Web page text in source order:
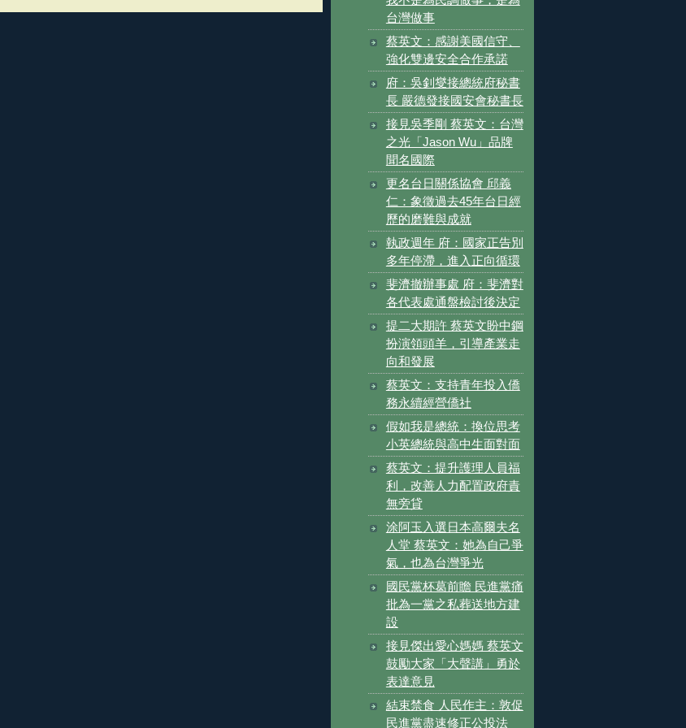
台灣做事
蔡英文：感謝美國信守、
強化雙邊安全合作承諾
府：吳釗燮接總統府秘書
長 嚴德發接國安會秘書長
接見吳季剛 蔡英文：台灣
之光「Jason Wu」品牌
聞名國際
更名台日關係協會 邱義
仁：象徵過去45年台日經
歷的磨難與成就
執政週年 府：國家正告別
多年停滯，進入正向循環
斐濟撤辦事處 府：斐濟對
各代表處通盤檢討後決定
提二大期許 蔡英文盼中鋼
扮演領頭羊，引導產業走
向和發展
蔡英文：支持青年投入僑
務永續經營僑社
假如我是總統：換位思考
小英總統與高中生面對面
蔡英文：提升護理人員福
利，改善人力配置政府責
無旁貸
涂阿玉入選日本高爾夫名
人堂 蔡英文：她為自己爭
氣，也為台灣爭光
國民黨杯葛前瞻 民進黨痛
批為一黨之私葬送地方建
設
接見傑出愛心媽媽 蔡英文
鼓勵大家「大聲講」勇於
表達意見
結束禁食 人民作主：敦促
民進黨盡速修正公投法